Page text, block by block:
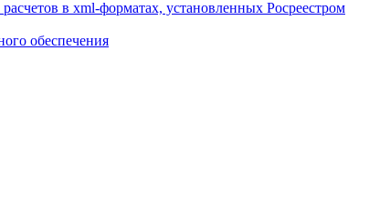
расчетов в xml-форматах, установленных Росреестром
обеспечения